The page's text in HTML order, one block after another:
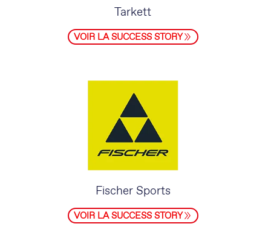
Tarkett
VOIR LA SUCCESS STORY
Fischer Sports
VOIR LA SUCCESS STORY